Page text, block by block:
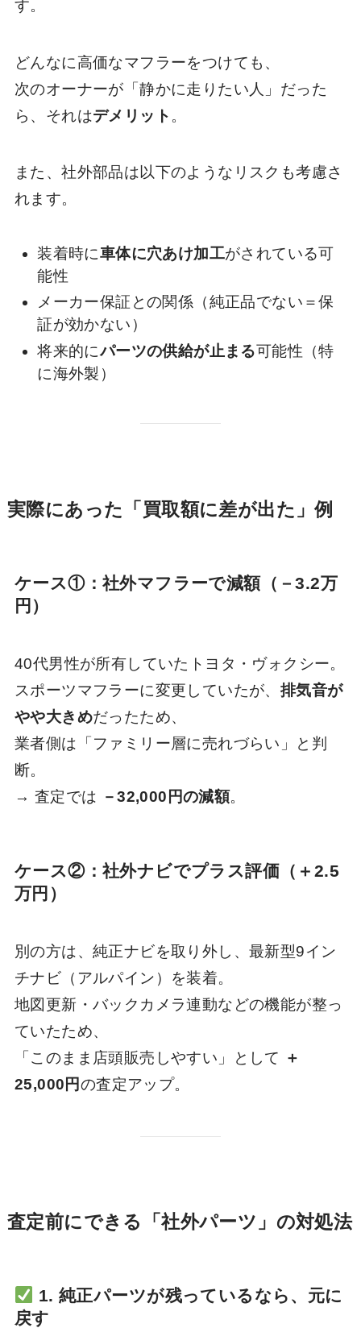
す。
どんなに高価なマフラーをつけても、
次のオーナーが「静かに走りたい人」だった
ら、それはデメリット 。
また、社外部品は以下のようなリスクも考慮さ
れます。
装着時に車体に穴あけ加工がされている可
能性
メーカー保証との関係（純正品でない＝保
証が効かない）
将来的にパーツの供給が止まる可能性（特
に海外製）
実際にあった「買取額に差が出た」例
ケース①：社外マフラーで減額（－3.2万
円）
40代男性が所有していたトヨタ・ヴォクシー。
スポーツマフラーに変更していたが、 排気音が
やや大きめだったため、
業者側は「ファミリー層に売れづらい」と判
断。
→ 査定では －32,000円の減額。
ケース②：社外ナビでプラス評価（＋2.5
万円）
別の方は、純正ナビを取り外し、最新型9イン
チナビ（アルパイン）を装着。
地図更新・バックカメラ連動などの機能が整っ
ていたため、
「このまま店頭販売しやすい」として ＋
25,000円の査定アップ。
査定前にできる「社外パーツ」の対処法
1. 純正パーツが残っているなら、元に
戻す